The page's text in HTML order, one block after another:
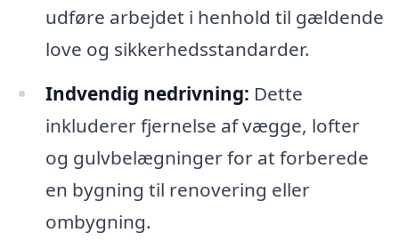
udføre arbejdet i henhold til gældende
love og sikkerhedsstandarder.
Indvendig nedrivning: Dette
inkluderer fjernelse af vægge, lofter
og gulvbelægninger for at forberede
en bygning til renovering eller
ombygning.